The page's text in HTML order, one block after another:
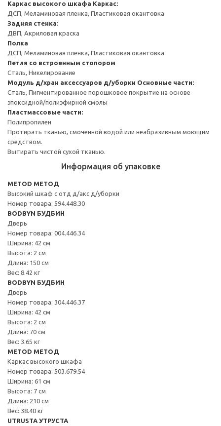
Каркас высокого шкафа Каркас:
ДСП, Меламиновая пленка, Пластиковая окантовка
Задняя стенка:
ДВП, Акриловая краска
Полка
ДСП, Меламиновая пленка, Пластиковая окантовка
Петля со встроенным стопором
Сталь, Никелирование
Модуль д/хран аксессуаров д/уборки Основные части:
Сталь, Пигментированное порошковое покрытие на основе
эпоксидной/полиэфирной смолы
Пластмассовые части:
Полипропилен
Протирать тканью, смоченной водой или неабразивным моющим
средством.
Вытирать чистой сухой тканью.
Информация об упаковке
METOD МЕТОД
Высокий шкаф с отд д/акс д/уборки
Номер товара: 594.448.30
BODBYN БУДБИН
Дверь
Номер товара: 004.446.34
Ширина: 42 см
Высота: 2 см
Длина: 150 см
Вес: 8.42 кг
BODBYN БУДБИН
Дверь
Номер товара: 304.446.37
Ширина: 42 см
Высота: 2 см
Длина: 70 см
Вес: 3.65 кг
METOD МЕТОД
Каркас высокого шкафа
Номер товара: 503.679.54
Ширина: 61 см
Высота: 7 см
Длина: 210 см
Вес: 38.40 кг
UTRUSTA УТРУСТА